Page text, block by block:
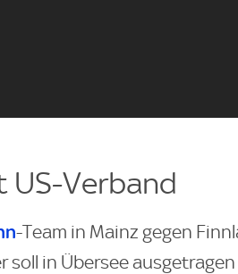
US-Verband
-Team in Mainz gegen
in Übersee